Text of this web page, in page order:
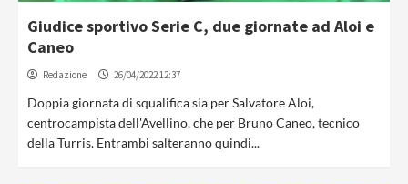
Giudice sportivo Serie C, due giornate ad Aloi e
Caneo
Redazione 26/04/2022 12:37
Doppia giornata di squalifica sia per Salvatore Aloi,
centrocampista dell'Avellino, che per Bruno Caneo, tecnico
della Turris. Entrambi salteranno quindi...